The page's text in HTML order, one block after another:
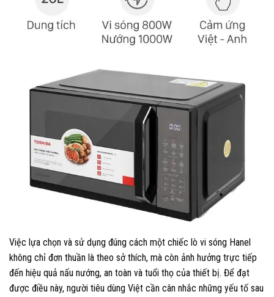
Việc lựa chọn và sử dụng đúng cách một chiếc lò vi sóng Hanel
không chỉ đơn thuần là theo sở thích, mà còn ảnh hưởng trực tiếp
đến hiệu quả nấu nướng, an toàn và tuổi thọ của thiết bị. Để đạt
được điều này, người tiêu dùng Việt cần cân nhắc những yếu tố sau